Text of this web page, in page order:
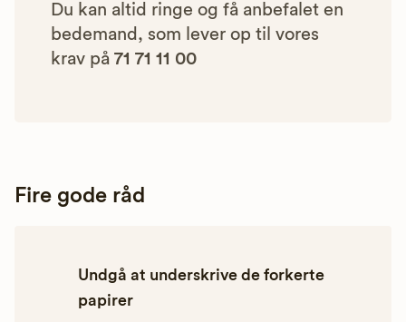
Du kan altid ringe og få anbefalet en
bedemand, som lever op til vores
krav på 71 71 11 00
Fire gode råd
Undgå at underskrive de forkerte
papirer